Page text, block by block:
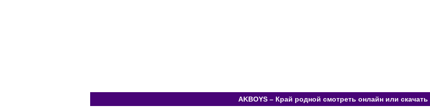
AKBOYS – Край родной смотреть онлайн или скачать